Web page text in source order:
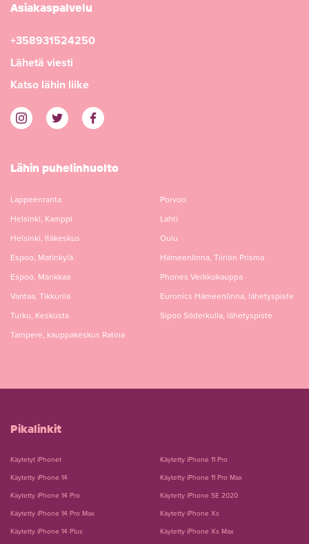
Asiakaspalvelu
+358931524250
Lähetä viesti
Katso lähin liike
Lähin puhelinhuolto
Lappeenranta
Helsinki, Kamppi
Helsinki, Itäkeskus
Espoo, Matinkylä
Espoo, Mankkaa
Vantaa, Tikkurila
Turku, Keskusta
Tampere, kauppakeskus Ratina
Porvoo
Lahti
Oulu
Hämeenlinna, Tiiriön Prisma
Phones Verkkokauppa
Euronics Hämeenlinna, lähetyspiste
Sipoo Söderkulla, lähetyspiste
Pikalinkit
Käytetyt iPhonet
Käytetty iPhone 14
Käytetty iPhone 14 Pro
Käytetty iPhone 14 Pro Max
Käytetty iPhone 14 Plus
Käytetty iPhone 11 Pro
Käytetty iPhone 11 Pro Max
Käytetty iPhone SE 2020
Käytetty iPhone Xs
Käytetty iPhone Xs Max